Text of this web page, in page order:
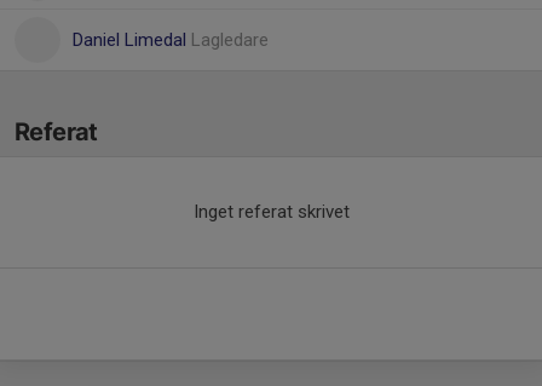
Daniel Limedal Lagledare
Referat
Inget referat skrivet